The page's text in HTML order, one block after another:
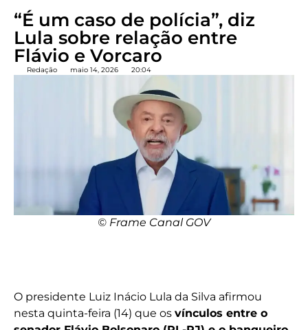
“É um caso de polícia”, diz
Lula sobre relação entre
Flávio e Vorcaro
Redação maio 14, 2026 20:04
© Frame Canal GOV
O presidente Luiz Inácio Lula da Silva afirmou
nesta quinta-feira (14) que os vínculos entre o